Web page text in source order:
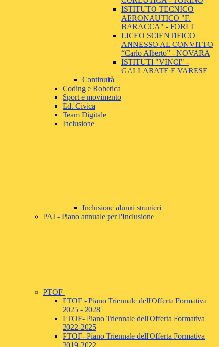
ISTITUTO TECNICO
AERONAUTICO "F.
BARACCA" - FORLI'
LICEO SCIENTIFICO
ANNESSO AL CONVITTO
“Carlo Alberto” - NOVARA
ISTITUTI "VINCI" -
GALLARATE E VARESE
Continuità
Coding e Robotica
Sport e movimento
Ed. Civica
Team Digitale
Inclusione
Inclusione alunni stranieri
PAI - Piano annuale per l'Inclusione
PTOF
PTOF - Piano Triennale dell'Offerta Formativa
2025 - 2028
PTOF- Piano Triennale dell'Offerta Formativa
2022-2025
PTOF- Piano Triennale dell'Offerta Formativa
2019-2022